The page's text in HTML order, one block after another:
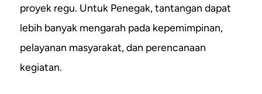
proyek regu. Untuk Penegak, tantangan dapat
lebih banyak mengarah pada kepemimpinan,
pelayanan masyarakat, dan perencanaan
kegiatan.